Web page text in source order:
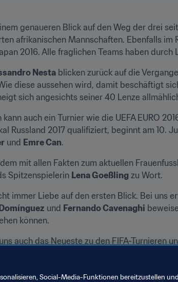
genaueren Blick auf den Weg der drei
afrikanischen Mannschaften. Ebenfalls
2016. Alle fraglichen Teams haben
Nesta blicken zurück auf die
diese aussehen wird, damit beschäftigt
sich angesichts seiner 40 Lenze
auch ein Turnier wie die UEFA EURO
Russland 2017 qualifiziert, beginnt am 10.
und Emre Can.
mit allen Fakten zum aktuellen
Spitzenspielerin Lena Goeßling zu Wort.
immer Liebe auf den ersten Blick. Bei uns
und Fernando Cavenaghi
können.
auch das Neueste zu den FIFA-Turnieren
schöne Woche!
Social-Media-Funktionen bereitzustellen und